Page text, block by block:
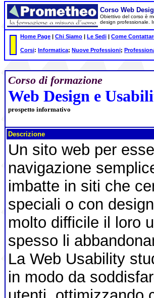
Corso Web
Obiettivo del corso è
design professionale.
Home Page | Chi Siamo | Le Sedi | Come
Corsi: Informatica; Nuove Professioni;
Corso di formazione
Web Design e
prospetto informativo
Descrizione
Un sito web per
navigazione
imbatte in siti che
speciali o con
molto difficile il loro
spesso li
La Web Usability
in modo da